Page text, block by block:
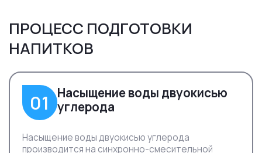
ПРОЦЕСС ПОДГОТОВКИ
НАПИТКОВ
01
Насыщение воды двуокисью
углерода
Насыщение воды двуокисью углерода
производится на синхронно-смесительной